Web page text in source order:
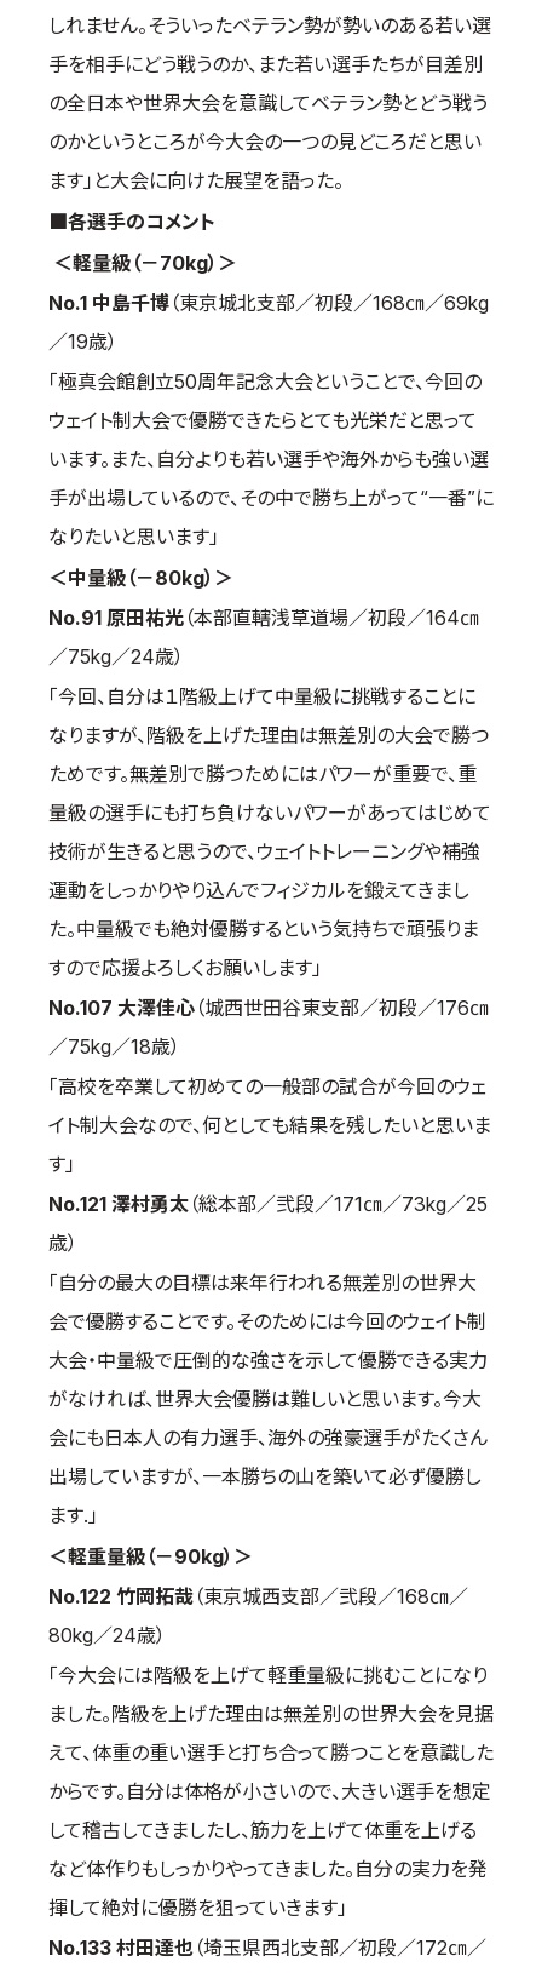
しれません。そういったベテラン勢が勢いのある若い選
手を相手にどう戦うのか、また若い選手たちが目差別
の全日本や世界大会を意識してベテラン勢とどう戦う
のかというところが今大会の一つの見どころだと思い
ます」と大会に向けた展望を語った。
■各選手のコメント
＜軽量級（－70kg）＞
No.1 中島千博 （東京城北支部／初段／168㎝／69kg
／19歳）
「極真会館創立50周年記念大会ということで、今回の
ウェイト制大会で優勝できたらとても光栄だと思って
います。また、自分よりも若い選手や海外からも強い選
手が出場しているので、その中で勝ち上がって“一番”に
なりたいと思います」
＜中量級（－80kg）＞
No.91 原田祐光 （本部直轄浅草道場／初段／164㎝
／75kg／24歳）
「今回、自分は１階級上げて中量級に挑戦することに
なりますが、階級を上げた理由は無差別の大会で勝つ
ためです。無差別で勝つためにはパワーが重要で、重
量級の選手にも打ち負けないパワーがあってはじめて
技術が生きると思うので、ウェイトトレーニングや補強
運動をしっかりやり込んでフィジカルを鍛えてきまし
た。中量級でも絶対優勝するという気持ちで頑張りま
すので応援よろしくお願いします」
No.107 大澤佳心 （城西世田谷東支部／初段／176㎝
／75kg／18歳）
「高校を卒業して初めての一般部の試合が今回のウェ
イト制大会なので、何としても結果を残したいと思いま
す」
No.121 澤村勇太 （総本部／弐段／171㎝／73kg／25
歳）
「自分の最大の目標は来年行われる無差別の世界大
会で優勝することです。そのためには今回のウェイト制
大会・中量級で圧倒的な強さを示して優勝できる実力
がなければ、世界大会優勝は難しいと思います。今大
会にも日本人の有力選手、海外の強豪選手がたくさん
出場していますが、一本勝ちの山を築いて必ず優勝し
ます.」
＜軽重量級（－90kg）＞
No.122 竹岡拓哉 （東京城西支部／弐段／168㎝／
80kg／24歳）
「今大会には階級を上げて軽重量級に挑むことになり
ました。階級を上げた理由は無差別の世界大会を見据
えて、体重の重い選手と打ち合って勝つことを意識した
からです。自分は体格が小さいので、大きい選手を想定
して稽古してきましたし、筋力を上げて体重を上げる
など体作りもしっかりやってきました。自分の実力を発
揮して絶対に優勝を狙っていきます」
No.133 村田達也 （埼玉県西北支部／初段／172㎝／